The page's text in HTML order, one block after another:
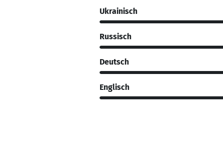
Ukrainisch
Russisch
Deutsch
Englisch